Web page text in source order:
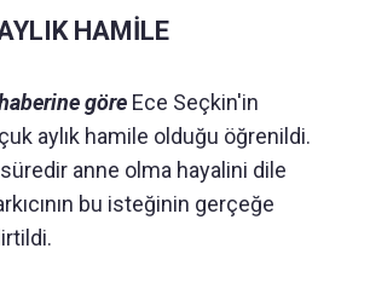
HAMİLE
göre Ece Seçkin'in
aylık hamile olduğu öğrenildi.
anne olma hayalini dile
bu isteğinin gerçeğe